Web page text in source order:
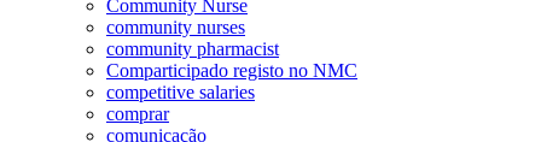
Community Nurse
community nurses
community pharmacist
Comparticipado registo no NMC
competitive salaries
comprar
comunicação